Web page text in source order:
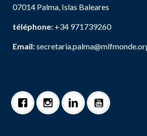
07014 Palma, Islas Baleares
téléphone: +34 971739260
Email: